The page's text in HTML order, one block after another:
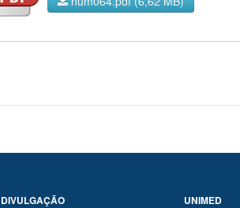
DIVULGAÇÃO UNIMED